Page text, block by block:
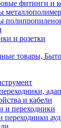
фитинги и
и розетки
товары,
и кабели
и переходники
переходники